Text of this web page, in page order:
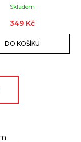
Skladem
349 Kč
DO KOŠÍKU